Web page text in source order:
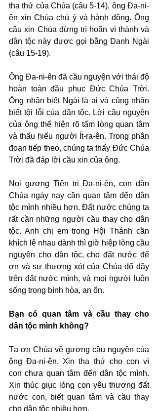
tha thứ của Chúa (câu 5-14), ông Đa-ni-
ên xin Chúa chú ý và hành động. Ông
cầu xin Chúa đừng trì hoãn vì thành và
dân tộc này được gọi bằng Danh Ngài
(câu 15-19).
Ông Đa-ni-ên đã cầu nguyện với thái độ
hoàn toàn đầu phục Đức Chúa Trời.
Ông nhận biết Ngài là ai và cũng nhận
biết tội lỗi của dân tộc. Lời cầu nguyện
của ông thể hiện rõ tấm lòng quan tâm
và thấu hiểu người Ít-ra-ên. Trong phân
đoạn tiếp theo, chúng ta thấy Đức Chúa
Trời đã đáp lời cầu xin của ông.
Noi gương Tiên tri Đa-ni-ên, con dân
Chúa ngày nay cần quan tâm đến dân
tộc mình nhiều hơn. Đất nước chúng ta
rất cần những người cầu thay cho dân
tộc. Anh chị em trong Hội Thánh cần
khích lệ nhau dành thì giờ hiệp lòng cầu
nguyện cho dân tộc, cho đất nước để
ơn và sự thương xót của Chúa đổ đầy
trên đất nước mình, và mọi người luôn
sống trong bình hòa, an ổn.
Bạn có quan tâm và cầu thay cho
dân tộc mình không?
Tạ ơn Chúa về gương cầu nguyện của
ông Đa-ni-ên. Xin tha thứ cho con vì
con chưa quan tâm đến dân tộc mình.
Xin thúc giục lòng con yêu thương đất
nước con, biết quan tâm và cầu thay
cho dân tộc nhiều hơn.